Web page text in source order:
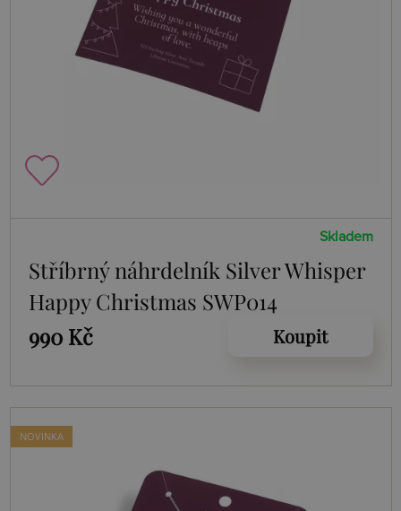
Skladem
Stříbrný náhrdelník Silver Whisper
Happy Christmas SWP014
990 Kč
Koupit
NOVINKA